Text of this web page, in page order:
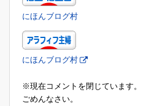
にほんブログ村
にほんブログ村
※現在コメントを閉じています。
ごめんなさい。